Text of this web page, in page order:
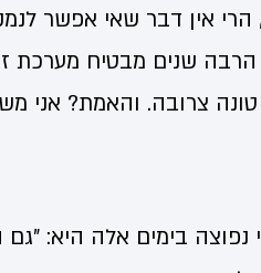
הרי אין דבר שאי אפשר
שנים מבטיח מערכת
צרובה. והאמת? אני
נפוצה בימים אלה היא: